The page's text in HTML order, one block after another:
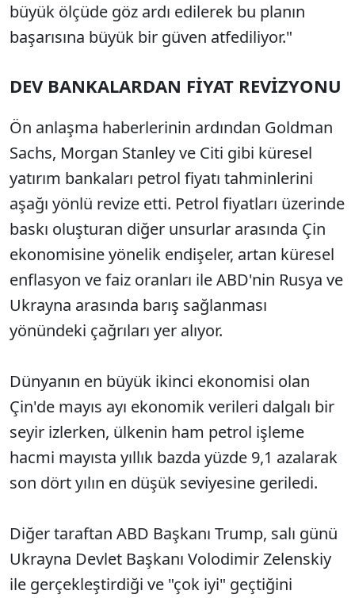
büyük ölçüde göz ardı edilerek bu planın
başarısına büyük bir güven atfediliyor."
DEV BANKALARDAN FİYAT REVİZYONU
Ön anlaşma haberlerinin ardından Goldman
Sachs, Morgan Stanley ve Citi gibi küresel
yatırım bankaları petrol fiyatı tahminlerini
aşağı yönlü revize etti. Petrol fiyatları üzerinde
baskı oluşturan diğer unsurlar arasında Çin
ekonomisine yönelik endişeler, artan küresel
enflasyon ve faiz oranları ile ABD'nin Rusya ve
Ukrayna arasında barış sağlanması
yönündeki çağrıları yer alıyor.
Dünyanın en büyük ikinci ekonomisi olan
Çin'de mayıs ayı ekonomik verileri dalgalı bir
seyir izlerken, ülkenin ham petrol işleme
hacmi mayısta yıllık bazda yüzde 9,1 azalarak
son dört yılın en düşük seviyesine geriledi.
Diğer taraftan ABD Başkanı Trump, salı günü
Ukrayna Devlet Başkanı Volodimir Zelenskiy
ile gerçekleştirdiği ve "çok iyi" geçtiğini